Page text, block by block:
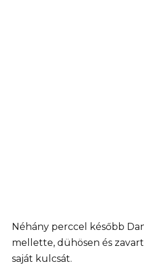
Néhány perccel később
mellette, dühösen és
saját kulcsát.